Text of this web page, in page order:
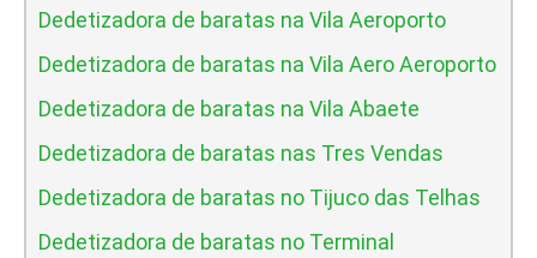
Dedetizadora de baratas na Vila Aeroporto
Dedetizadora de baratas na Vila Aero Aeroporto
Dedetizadora de baratas na Vila Abaete
Dedetizadora de baratas nas Tres Vendas
Dedetizadora de baratas no Tijuco das Telhas
Dedetizadora de baratas no Terminal